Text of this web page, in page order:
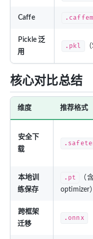
Caffe
Pickle 泛
用
.pkl
核心对比总结
维度 推荐格式
安全下
载
本地训
练保存
.pt
（
optimizer）
跨框架
迁移
.onnx